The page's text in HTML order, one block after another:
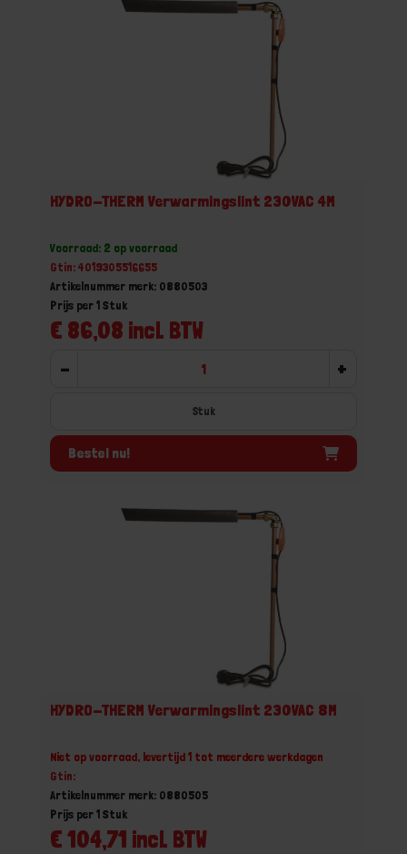
HYDRO-THERM Verwarmingslint 230VAC 4M
Voorraad: 2 op voorraad
Gtin: 4019305516655
Artikelnummer merk: 0880503
€ 86,08 incl. BTW
Prijs per 1 Stuk
- +
Stuk
Bestel nu!
HYDRO-THERM Verwarmingslint 230VAC 8M
Niet op voorraad, levertijd 1 tot meerdere werkdagen
Gtin:
Artikelnummer merk: 0880505
€ 104,71 incl. BTW
Prijs per 1 Stuk